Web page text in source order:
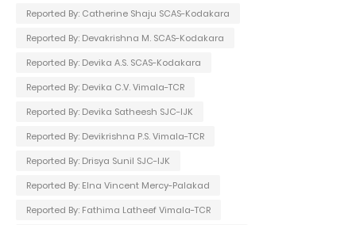
Reported By: Catherine Shaju SCAS-Kodakara
Reported By: Devakrishna M. SCAS-Kodakara
Reported By: Devika A.S. SCAS-Kodakara
Reported By: Devika C.V. Vimala-TCR
Reported By: Devika Satheesh SJC-IJK
Reported By: Devikrishna P.S. Vimala-TCR
Reported By: Drisya Sunil SJC-IJK
Reported By: Elna Vincent Mercy-Palakad
Reported By: Fathima Latheef Vimala-TCR